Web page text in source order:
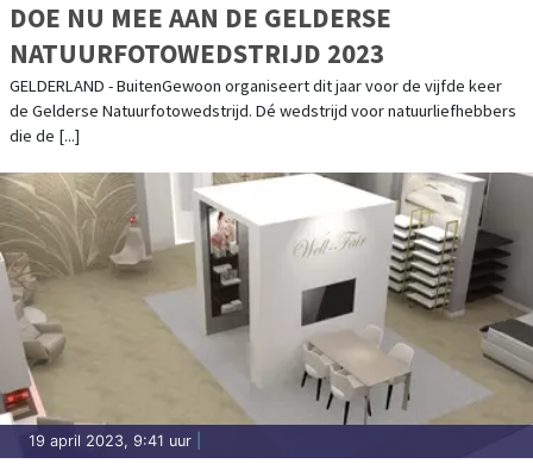
DOE NU MEE AAN DE GELDERSE
NATUURFOTOWEDSTRIJD 2023
GELDERLAND - BuitenGewoon organiseert dit jaar voor de vijfde keer
de Gelderse Natuurfotowedstrijd. Dé wedstrijd voor natuurliefhebbers
die de [...]
19 april 2023, 9:41 uur